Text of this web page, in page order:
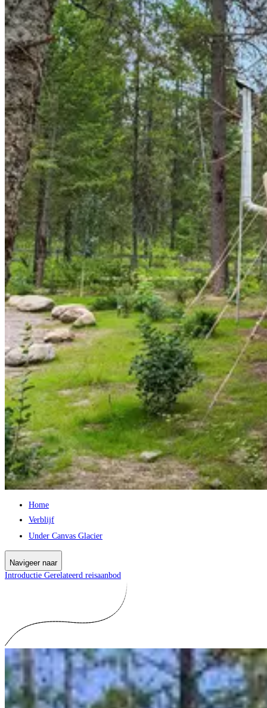
Home
Verblijf
Under Canvas Glacier
Navigeer naar
Introductie Gerelateerd reisaanbod